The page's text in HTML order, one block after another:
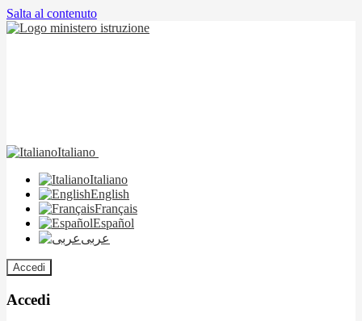
Salta al contenuto
Italiano
Italiano
English
Français
Español
عربى
Accedi
Accedi